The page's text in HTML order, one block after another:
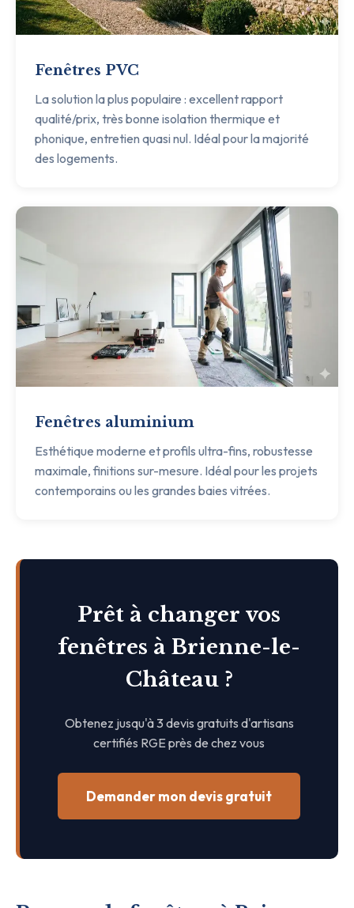
Fenêtres PVC
La solution la plus populaire : excellent rapport
qualité/prix, très bonne isolation thermique et
phonique, entretien quasi nul. Idéal pour la majorité
des logements.
Fenêtres aluminium
Esthétique moderne et profils ultra-fins, robustesse
maximale, finitions sur-mesure. Idéal pour les projets
contemporains ou les grandes baies vitrées.
Prêt à changer vos
fenêtres à Brienne-le-
Château ?
Obtenez jusqu'à 3 devis gratuits d'artisans
certifiés RGE près de chez vous
Demander mon devis gratuit